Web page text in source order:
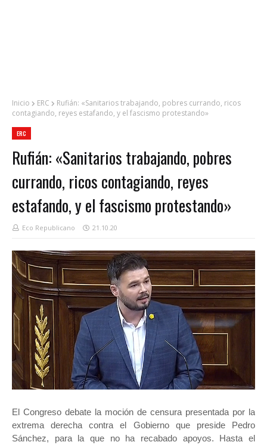
Inicio ERC
Rufián: «Sanitarios trabajando, pobres currando, ricos
contagiando, reyes estafando, y el fascismo protestando»
ERC
Rufián: «Sanitarios trabajando, pobres
currando, ricos contagiando, reyes
estafando, y el fascismo protestando»
Eco Republicano 21.10.20
El Congreso debate la moción de censura presentada por la
extrema derecha contra el Gobierno que preside Pedro
Sánchez, para la que no ha recabado apoyos. Hasta el